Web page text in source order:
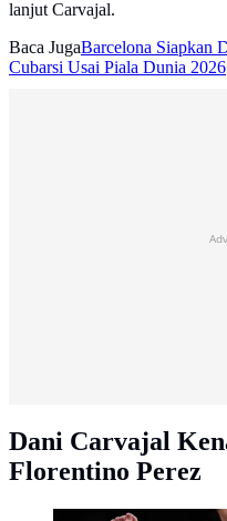
lanjut Carvajal.
Baca JugaBarcelona Siapkan
Cubarsi Usai Piala Dunia 2026
Dani Carvajal
Florentino Perez